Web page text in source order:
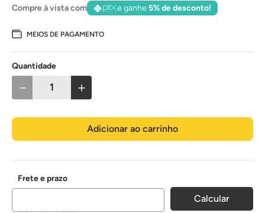
Compre à vista com e ganhe5% de desconto!
MEIOS DE PAGAMENTO
Quantidade
＋
－
Adicionar ao carrinho